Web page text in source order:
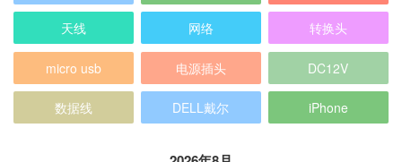
天线 网络 转换头
micro usb 电源插头 DC12V
数据线 DELL戴尔 iPhone